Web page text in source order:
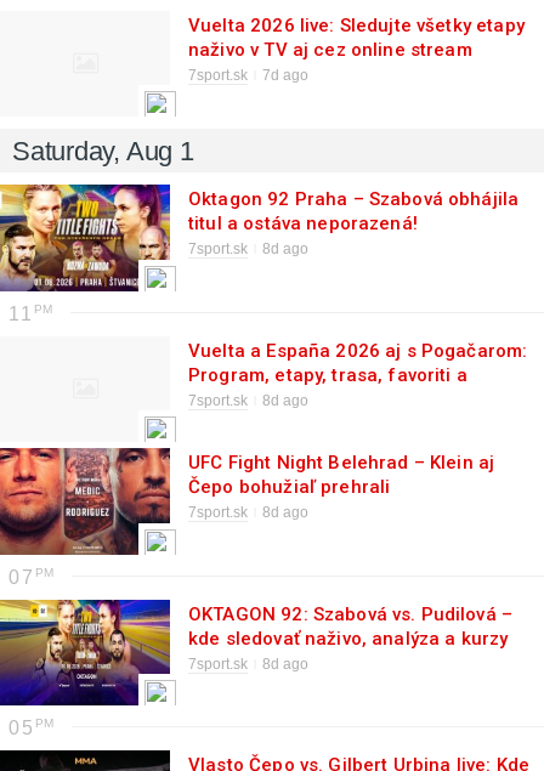
Vuelta 2026 live: Sledujte všetky etapy
naživo v TV aj cez online stream
zadarmo!
7sport.sk 7d ago
Saturday, Aug 1
Oktagon 92 Praha – Szabová obhájila
titul a ostáva neporazená!
7sport.sk 8d ago
11
Vuelta a España 2026 aj s Pogačarom:
Program, etapy, trasa, favoriti a
výsledky
7sport.sk 8d ago
UFC Fight Night Belehrad – Klein aj
Čepo bohužiaľ prehrali
7sport.sk 8d ago
07
OKTAGON 92: Szabová vs. Pudilová –
kde sledovať naživo, analýza a kurzy
7sport.sk 8d ago
05
Vlasto Čepo vs. Gilbert Urbina live: Kde